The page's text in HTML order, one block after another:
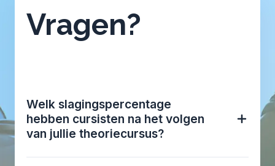
Vragen?
Welk slagingspercentage
hebben cursisten na het volgen
van jullie theoriecursus?